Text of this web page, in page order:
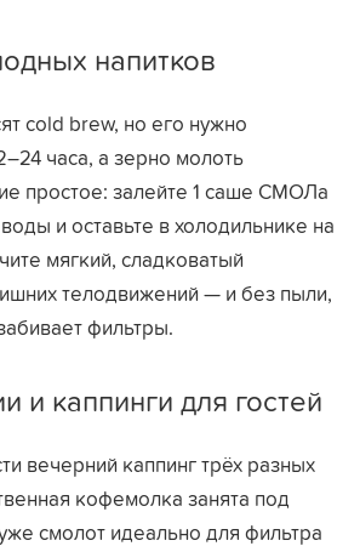
напитков
cold brew, но его нужно
часа, а зерно молоть
простое: залейте 1 саше СМОЛа
и оставьте в холодильнике на
мягкий, сладковатый
телодвижений — и без пыли,
фильтры.
и каппинги для гостей
вечерний каппинг трёх разных
кофемолка занята под
смолот идеально для фильтра